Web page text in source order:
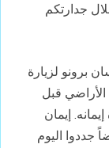
جدارتكم
برونو لزيارة
الأراضي قبل
إيمان
جددوا اليوم